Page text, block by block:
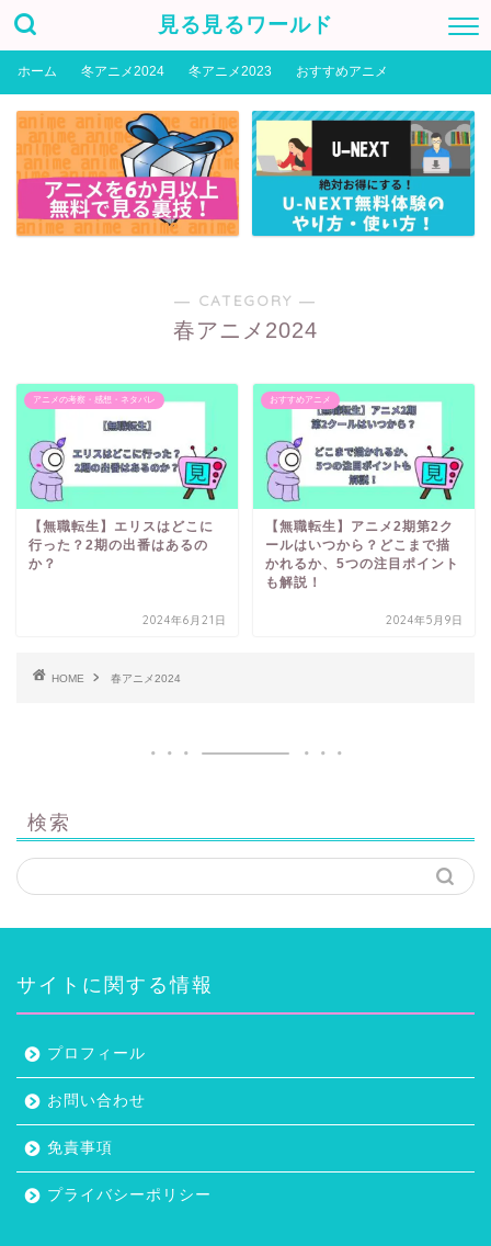
見る見るワールド
ホーム 冬アニメ2024 冬アニメ2023 おすすめアニメ
― CATEGORY ―
春アニメ2024
アニメの考察・感想・ネタバレ
【無職転生】エリスはどこに
行った？2期の出番はあるの
か？
2024年6月21日
おすすめアニメ
【無職転生】アニメ2期第2ク
ールはいつから？どこまで描
かれるか、5つの注目ポイント
も解説！
2024年5月9日
HOME 春アニメ2024
検索
サイトに関する情報
プロフィール
お問い合わせ
免責事項
プライバシーポリシー